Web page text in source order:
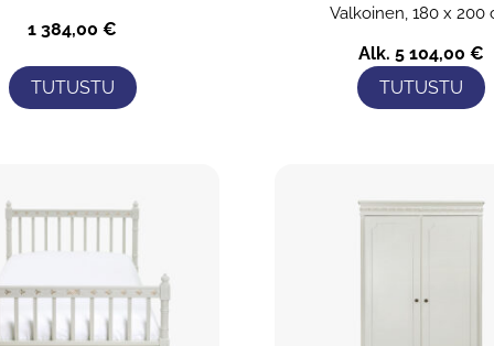
1 384,00€
TUTUSTU
Valkoinen, 180 x 200
Alk.5 104,00€
TUTUSTU